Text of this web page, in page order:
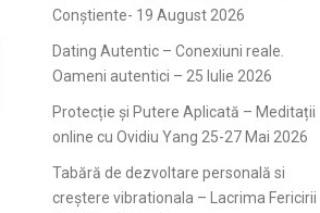
Conștiente- 19 August 2026
Dating Autentic – Conexiuni reale.
Oameni autentici – 25 Iulie 2026
Protecție și Putere Aplicată – Meditații
online cu Ovidiu Yang 25-27 Mai 2026
Tabără de dezvoltare personală si
creștere vibrationala – Lacrima Fericirii